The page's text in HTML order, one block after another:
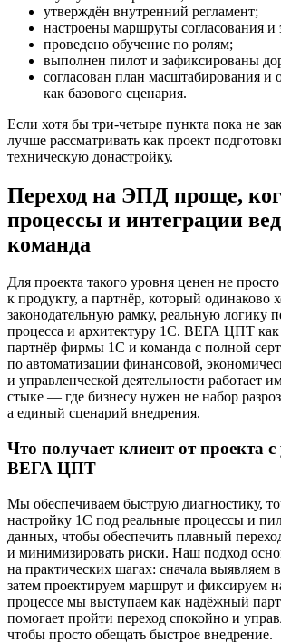
утверждён внутренний регламент;
настроены маршруты согласования и
проведено обучение по ролям;
выполнен пилот и зафиксированы
согласован план масштабирования и
как базового сценария.
Если хотя бы три-четыре пункта пока не
лучше рассматривать как проект
техническую донастройку.
Переход на ЭПД проще,
процессы и интеграции
команда
Для проекта такого уровня ценен не
к продукту, а партнёр, который одинаково
законодательную рамку, реальную логику
процесса и архитектуру 1С. ВЕГА ЦПТ
партнёр фирмы 1С и команда с полной
по автоматизации финансовой,
и управленческой деятельности работает
стыке — где бизнесу нужен не набор
а единый сценарий внедрения.
Что получает клиент от проекта с
ВЕГА ЦПТ
Мы обеспечиваем быструю диагностику,
настройку 1С под реальные процессы и
данных, чтобы обеспечить плавный
и минимизировать риски. Наш подход
на практических шагах: сначала выявляем
затем проектируем маршрут и фиксируем
процессе мы выступаем как надёжный
помогает пройти переход спокойно и
чтобы просто обещать быстрое внедрение.